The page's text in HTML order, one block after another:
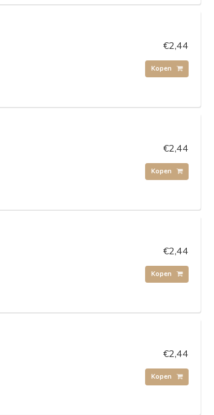
€2,44
Kopen
€2,44
Kopen
€2,44
Kopen
€2,44
Kopen